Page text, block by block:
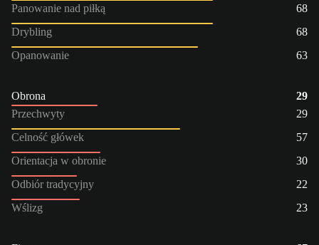
Panowanie nad piłką
68
Drybling
68
Opanowanie
63
Obrona
29
Przechwyty
29
Celność główek
57
Orientacja w obronie
30
Odbiór tradycyjny
22
Wślizg
23